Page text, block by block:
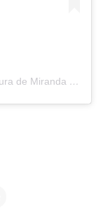
Uma publicação compartilhada por Prefeitura de Miranda do Norte (@prefeituramir_norteoficial)